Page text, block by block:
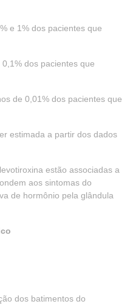
e 1% dos pacientes que
dos pacientes que
de 0,01% dos pacientes que
estimada a partir dos dados
estão associadas a
aos sintomas do
de hormônio pela glândula
dos batimentos do